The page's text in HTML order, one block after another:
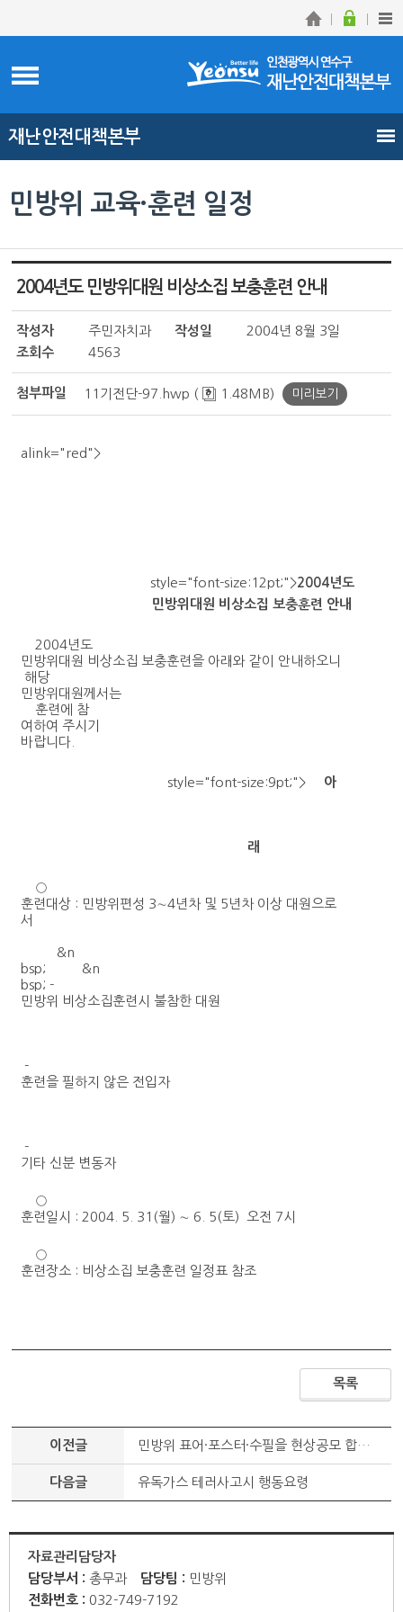
재난안전대책본부
민방위 교육·훈련 일정
2004년도 민방위대원 비상소집 보충훈련 안내
작성자 주민자치과 작성일
2004년 8월 3일
조회수
4563
첨부파일 11기전단-97.hwp ( 1.48MB) 미리보기
alink="red">
style="font-size:12pt;">2004년도
민방위대원 비상소집 보충훈련 안내
2004년도
민방위대원 비상소집 보충훈련을 아래와 같이 안내하오니
해당
민방위대원께서는
훈련에 참
여하여 주시기
바랍니다.
style="font-size:9pt;"> 아
래
○
훈련대상 : 민방위편성 3∼4년차 및 5년차 이상 대원으로
서
&n
bsp; &n
bsp; -
민방위 비상소집훈련시 불참한 대원
-
훈련을 필하지 않은 전입자
-
기타 신분 변동자
○
훈련일시 : 2004. 5. 31(월) ∼ 6. 5(토) 오전 7시
○
훈련장소 : 비상소집 보충훈련 일정표 참조
목록
이전글 민방위 표어·포스터·수필을 현상공모 합니다.
다음글 유독가스 테러사고시 행동요령
자료관리담당자
담당부서 : 총무과 담당팀 : 민방위
전화번호 : 032-749-7192